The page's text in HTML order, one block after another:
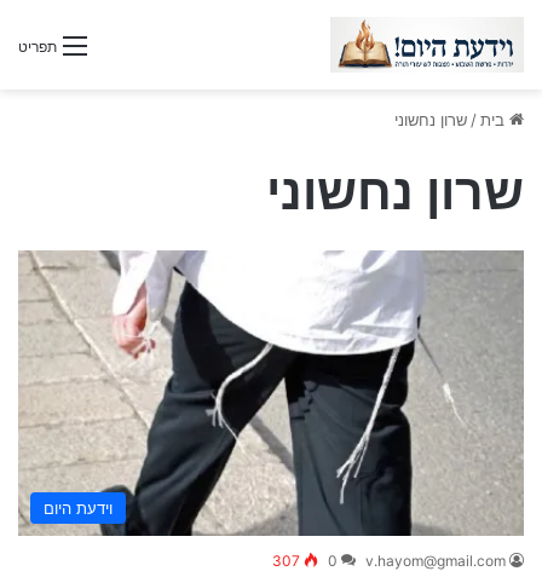
תפריט
בית/ שרון נחשוני
שרון נחשוני
וידעת היום
v.hayom@gmail.com
0
307